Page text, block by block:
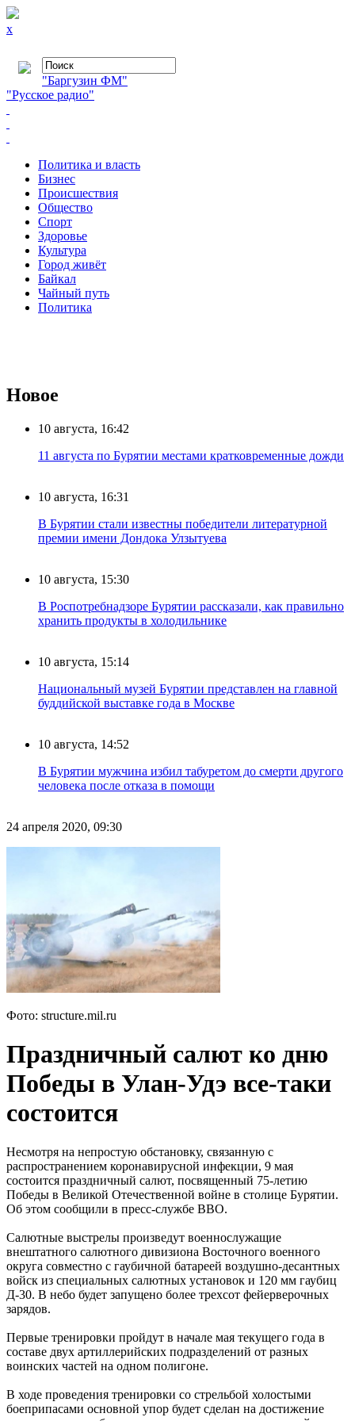
x
"Баргузин ФМ"
"Русское радио"
Политика и власть
Бизнес
Происшествия
Общество
Cпорт
Здоровье
Культура
Город живёт
Байкал
Чайный путь
Политика
Новое
10 августа, 16:42
11 августа по Бурятии местами кратковременные дожди
10 августа, 16:31
В Бурятии стали известны победители литературной
премии имени Дондока Улзытуева
10 августа, 15:30
В Роспотребнадзоре Бурятии рассказали, как правильно
хранить продукты в холодильнике
10 августа, 15:14
Национальный музей Бурятии представлен на главной
буддийской выставке года в Москве
10 августа, 14:52
В Бурятии мужчина избил табуретом до смерти другого
человека после отказа в помощи
24 апреля 2020, 09:30
Фото: structure.mil.ru
Праздничный салют ко дню
Победы в Улан-Удэ все-таки
состоится
Несмотря на непростую обстановку, связанную с
распространением коронавирусной инфекции, 9 мая
состоится праздничный салют, посвященный 75-летию
Победы в Великой Отечественной войне в столице Бурятии.
Об этом сообщили в пресс-службе ВВО.
Салютные выстрелы произведут военнослужащие
внештатного салютного дивизиона Восточного военного
округа совместно с гаубичной батареей воздушно-десантных
войск из специальных салютных установок и 120 мм гаубиц
Д-30. В небо будет запущено более трехсот фейерверочных
зарядов.
Первые тренировки пройдут в начале мая текущего года в
составе двух артиллерийских подразделений от разных
воинских частей на одном полигоне.
В ходе проведения тренировки со стрельбой холостыми
боеприпасами основной упор будет сделан на достижение